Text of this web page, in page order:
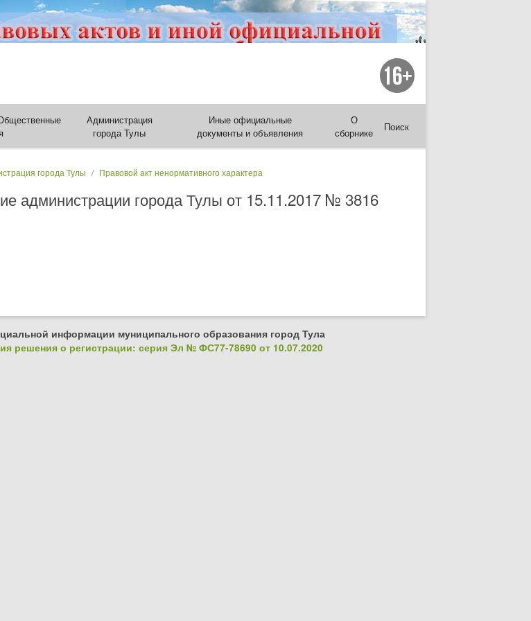
Администрация
города Тулы
Иные официальные
документы и объявления
О
сборнике
Поиск
города Тулы Правовой акт ненормативного характера
администрации города Тулы от 15.11.2017 № 3816
информации муниципального образования город Тула
решения о регистрации: серия Эл № ФС77-78690 от 10.07.2020